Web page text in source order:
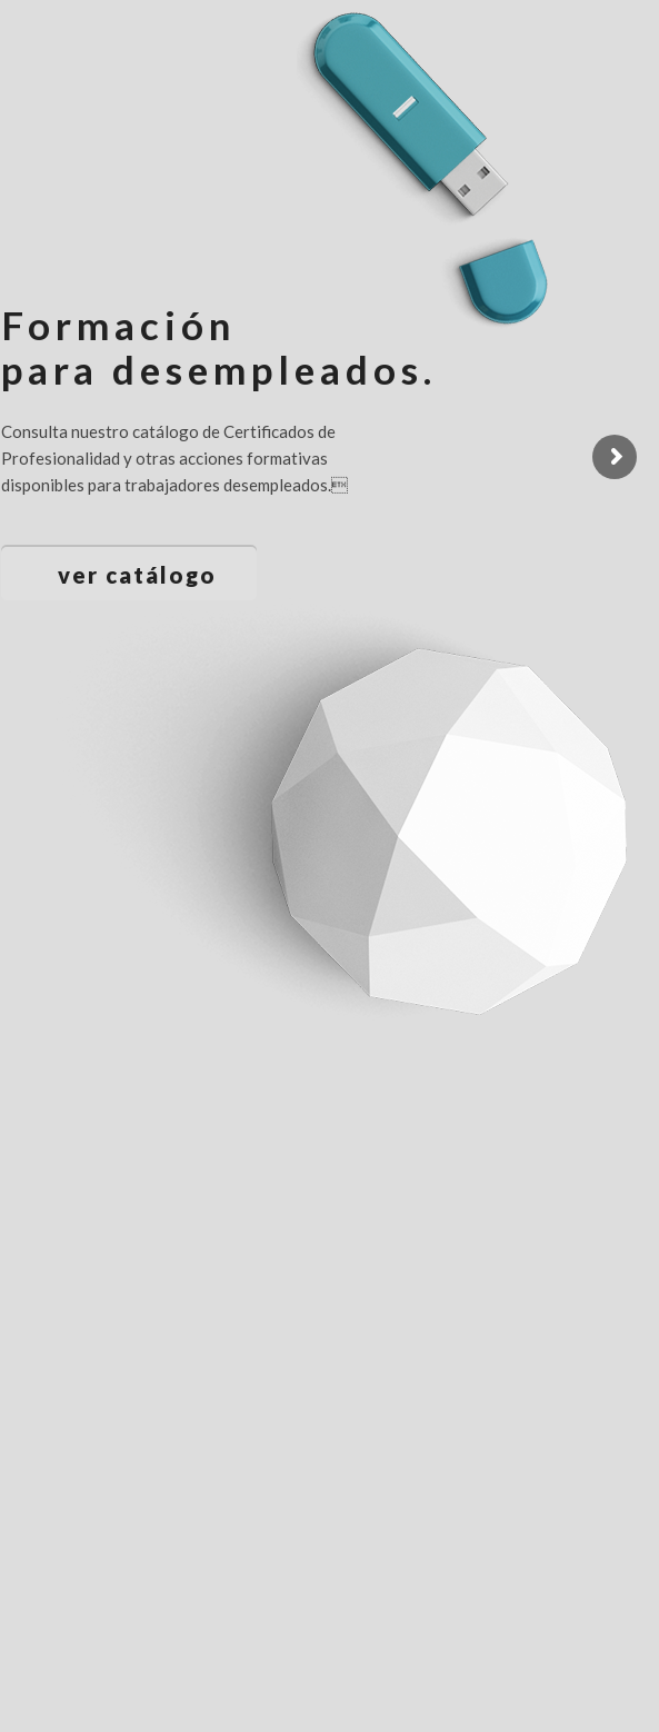
Formación
para desempleados.
Consulta nuestro catálogo de Certificados de
Profesionalidad y otras acciones formativas
disponibles para trabajadores desempleados.
ver catálogo